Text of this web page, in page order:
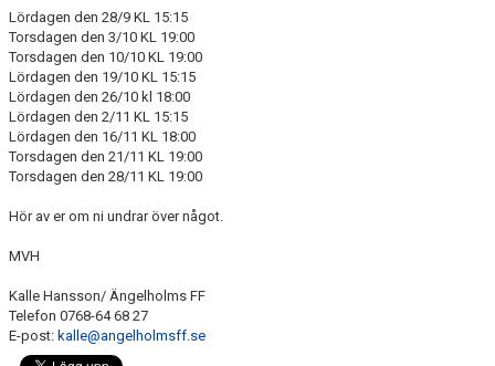
Lördagen den 28/9 KL 15:15
Torsdagen den 3/10 KL 19:00
Torsdagen den 10/10 KL 19:00
Lördagen den 19/10 KL 15:15
Lördagen den 26/10 kl 18:00
Lördagen den 2/11 KL 15:15
Lördagen den 16/11 KL 18:00
Torsdagen den 21/11 KL 19:00
Torsdagen den 28/11 KL 19:00
Hör av er om ni undrar över något.
MVH
Kalle Hansson/ Ängelholms FF
Telefon 0768-64 68 27
E-post: kalle@angelholmsff.se